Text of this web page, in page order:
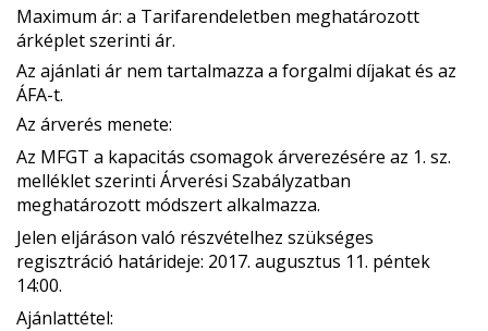
Maximum ár: a Tarifarendeletben meghatározott
árképlet szerinti ár.
Az ajánlati ár nem tartalmazza a forgalmi díjakat és az
ÁFA-t.
Az árverés menete:
Az MFGT a kapacitás csomagok árverezésére az 1. sz.
melléklet szerinti Árverési Szabályzatban
meghatározott módszert alkalmazza.
Jelen eljáráson való részvételhez szükséges
regisztráció határideje: 2017. augusztus 11. péntek
14:00.
Ajánlattétel: